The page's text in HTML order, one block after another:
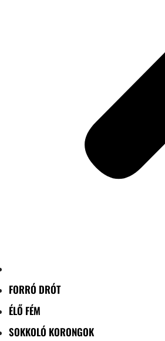
FORRÓ DRÓT
ÉLŐ FÉM
SOKKOLÓ KORONGOK